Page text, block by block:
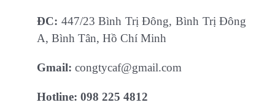
ĐC: 447/23 Bình Trị Đông, Bình Trị Đông
A, Bình Tân, Hồ Chí Minh
Gmail: congtycaf@gmail.com
Hotline: 098 225 4812